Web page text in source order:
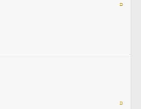
¤
¤